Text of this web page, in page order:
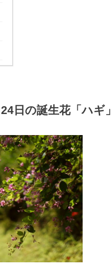
日の誕生花「ハギ」